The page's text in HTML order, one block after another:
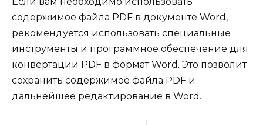
содержимое файла PDF в документе Word,
рекомендуется использовать специальные
инструменты и программное обеспечение для
конвертации PDF в формат Word. Это позволит
сохранить содержимое файла PDF и
дальнейшее редактирование в Word.